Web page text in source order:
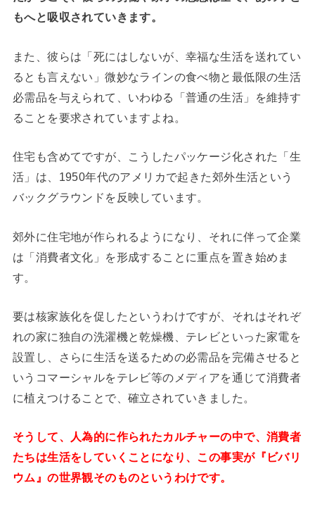
もへと吸収されていきます。
また、彼らは「死にはしないが、幸福な生活を送れてい
るとも言えない」微妙なラインの食べ物と最低限の生活
必需品を与えられて、いわゆる「普通の生活」を維持す
ることを要求されていますよね。
住宅も含めてですが、こうしたパッケージ化された「生
活」は、1950年代のアメリカで起きた郊外生活という
バックグラウンドを反映しています。
郊外に住宅地が作られるようになり、それに伴って企業
は「消費者文化」を形成することに重点を置き始めま
す。
要は核家族化を促したというわけですが、それはそれぞ
れの家に独自の洗濯機と乾燥機、テレビといった家電を
設置し、さらに生活を送るための必需品を完備させると
いうコマーシャルをテレビ等のメディアを通じて消費者
に植えつけることで、確立されていきました。
そうして、人為的に作られたカルチャーの中で、消費者
たちは生活をしていくことになり、この事実が『ビバリ
ウム』の世界観そのものというわけです。